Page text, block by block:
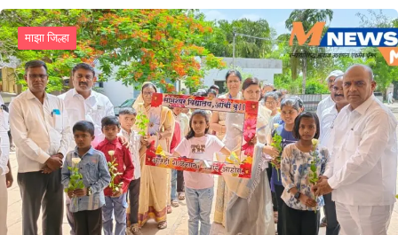
माझा जिल्हा